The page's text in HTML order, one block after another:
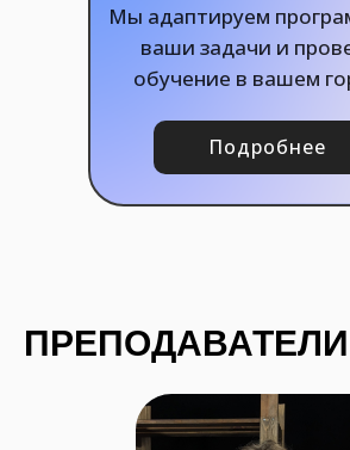
Мы адаптируем
ваши задачи и
обучение в вашем
Подробнее
ПРЕПОДАВАТЕЛИ